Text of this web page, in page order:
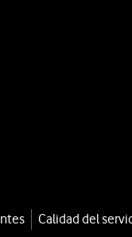
Calidad del